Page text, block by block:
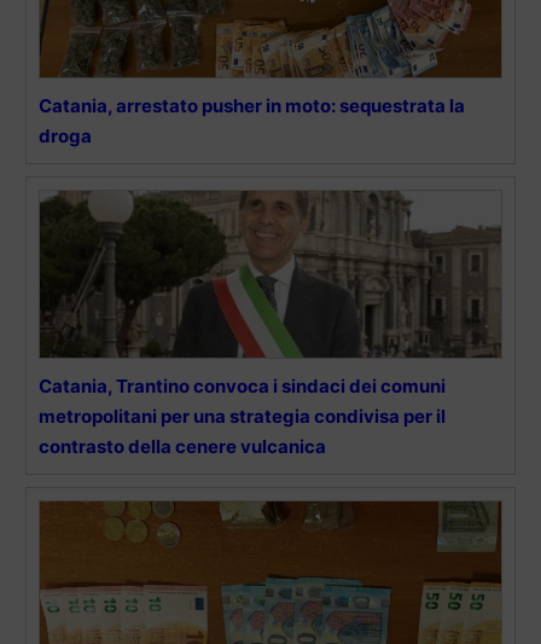
Catania, arrestato pusher in moto: sequestrata la
droga
Catania, Trantino convoca i sindaci dei comuni
metropolitani per una strategia condivisa per il
contrasto della cenere vulcanica